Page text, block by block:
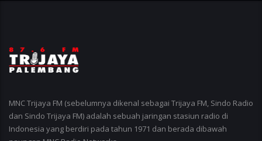
MNC Trijaya FM (sebelumnya dikenal sebagai Trijaya FM, Sindo Radio
dan Sindo Trijaya FM) adalah sebuah jaringan stasiun radio di
Indonesia yang berdiri pada tahun 1971 dan berada dibawah